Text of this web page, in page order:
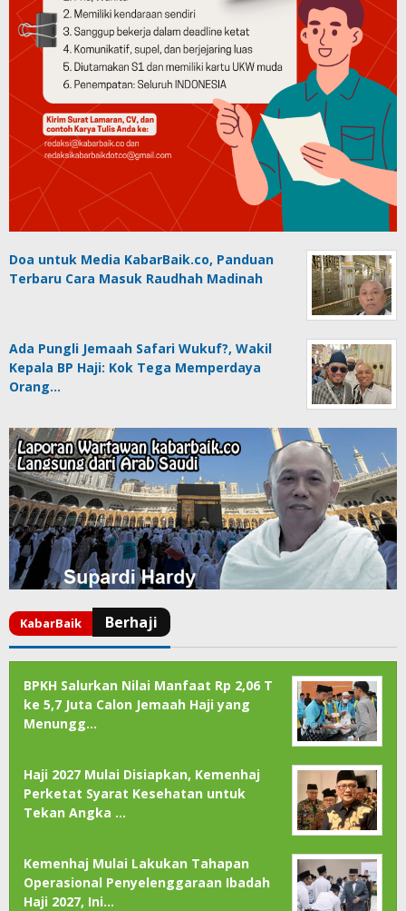
Doa untuk Media KabarBaik.co, Panduan
Terbaru Cara Masuk Raudhah Madinah
Ada Pungli Jemaah Safari Wukuf?, Wakil
Kepala BP Haji: Kok Tega Memperdaya
Orang…
BPKH Salurkan Nilai Manfaat Rp 2,06 T
ke 5,7 Juta Calon Jemaah Haji yang
Menungg…
Haji 2027 Mulai Disiapkan, Kemenhaj
Perketat Syarat Kesehatan untuk
Tekan Angka …
Kemenhaj Mulai Lakukan Tahapan
Operasional Penyelenggaraan Ibadah
Haji 2027, Ini…